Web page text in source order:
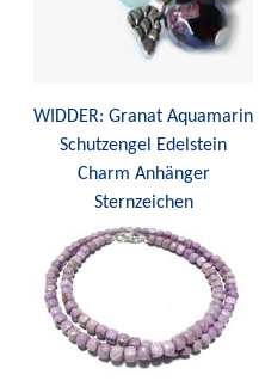
WIDDER: Granat Aquamarin
Schutzengel Edelstein
Charm Anhänger
Sternzeichen